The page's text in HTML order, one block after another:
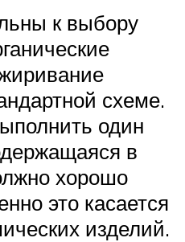
к выбору
схеме.
один
в
хорошо
это касается
изделий.